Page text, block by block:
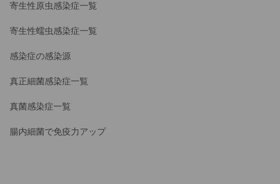
寄生性原虫感染症一覧
寄生性蠕虫感染症一覧
感染症の感染源
真正細菌感染症一覧
真菌感染症一覧
腸内細菌で免疫力アップ